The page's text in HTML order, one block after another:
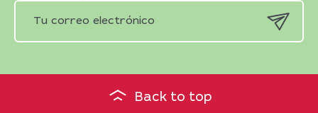
Back to top